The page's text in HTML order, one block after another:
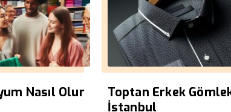
Nasıl Olur
Toptan Erkek
İstanbul